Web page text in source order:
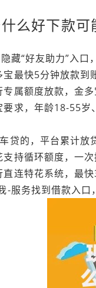
么好下款
藏“好友助力”入
最快5分钟放款到
属额度放款，金
求，年龄18-55岁
贷的，平台累计放
持循环额度，一
连特花系统，最
-服务找到借款入口